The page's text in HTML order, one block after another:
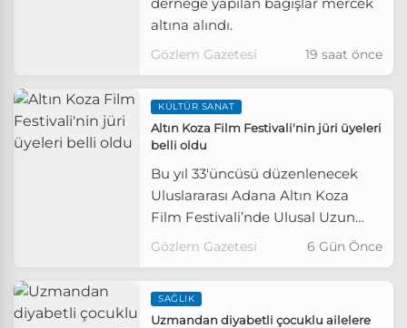
altına alındı.
Gözlem Gazetesi 19 saat önce
KÜLTÜR SANAT
Altın Koza Film Festivali'nin jüri üyeleri
belli oldu
Bu yıl 33'üncüsü düzenlenecek
Uluslararası Adana Altın Koza
Film Festivali’nde Ulusal Uzun
Metraj Film Yarışması jürisi
Gözlem Gazetesi 6 Gün Önce
SAĞLIK
Uzmandan diyabetli çocuklu ailelere